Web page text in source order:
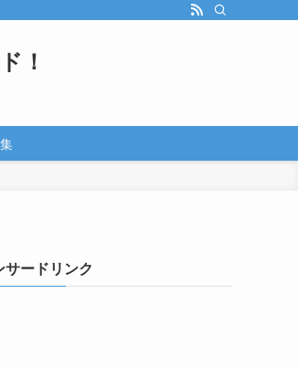
！
サードリンク